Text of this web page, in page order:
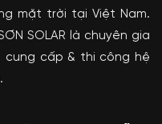
mặt trời tại Việt Nam.
SOLAR là chuyên gia
cung cấp & thi công hệ